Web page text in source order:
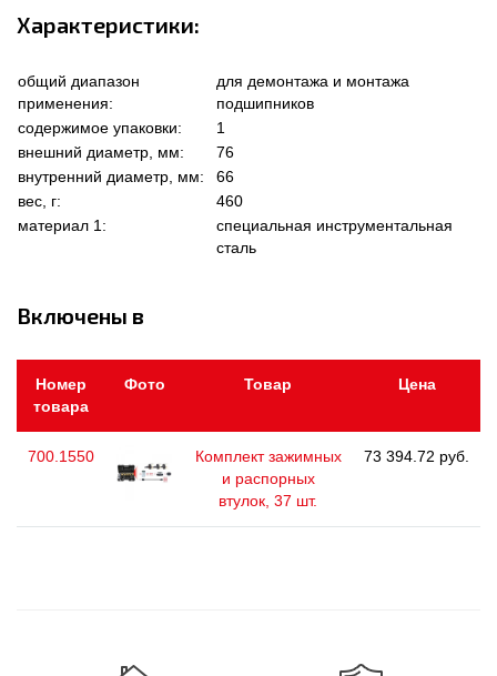
Характеристики:
общий диапазон
применения:
для демонтажа и монтажа
подшипников
содержимое упаковки:
1
внешний диаметр, мм:
76
внутренний диаметр, мм:
66
вес, г:
460
материал 1:
специальная инструментальная
сталь
Включены в
Номер
товара
Фото Товар Цена
700.1550
Комплект зажимных
и распорных
втулок, 37 шт.
73 394.72 руб.